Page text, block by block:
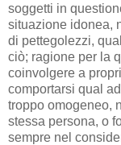
soggetti in
situazione idonea,
di pettegolezzi,
ciò; ragione per la
coinvolgere a
comportarsi qual
troppo omogeneo,
stessa persona, o
sempre nel